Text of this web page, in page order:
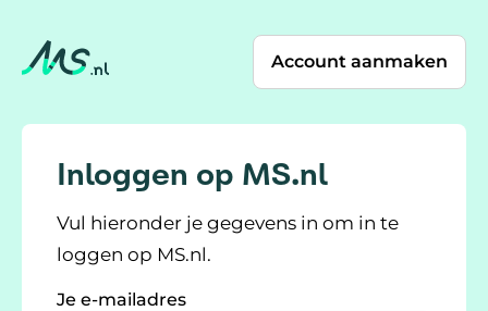
Account aanmaken
Inloggen op MS.nl
Vul hieronder je gegevens in om in te
loggen op MS.nl.
Je e-mailadres